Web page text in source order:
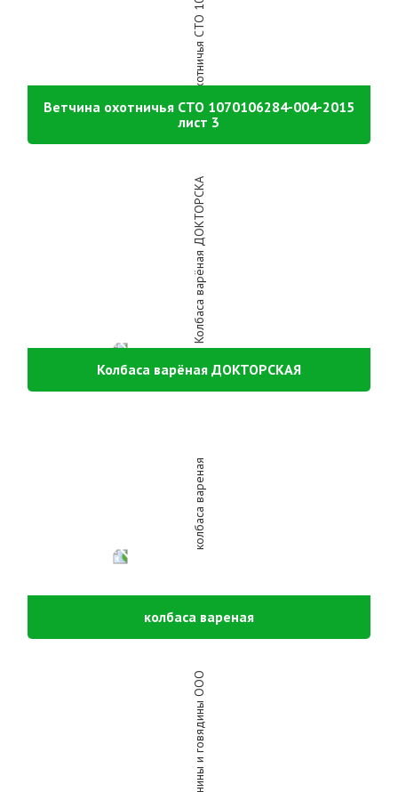
Ветчина охотничья СТО 1070106284-004-2015
лист 3
Колбаса варёная ДОКТОРСКАЯ
колбаса вареная